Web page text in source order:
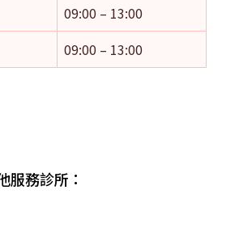
09:00 – 13:00
09:00 – 13:00
服務診所：